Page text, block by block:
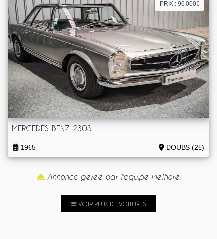
PRIX : 96 000€
MERCEDES-BENZ 230SL
1965 DOUBS (25)
Annonce gérée par l'équipe Plethore.
VOIR PLUS DE VOITURES